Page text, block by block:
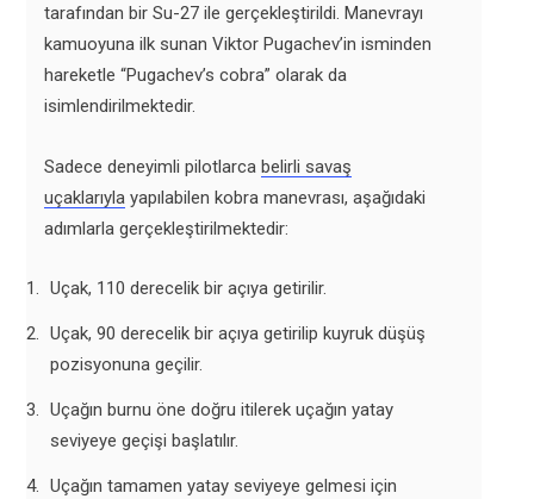
tarafından bir Su-27 ile gerçekleştirildi. Manevrayı
kamuoyuna ilk sunan Viktor Pugachev’in isminden
hareketle “Pugachev’s cobra” olarak da
isimlendirilmektedir.
Sadece deneyimli pilotlarca belirli savaş
uçaklarıyla yapılabilen kobra manevrası, aşağıdaki
adımlarla gerçekleştirilmektedir:
Uçak, 110 derecelik bir açıya getirilir.
Uçak, 90 derecelik bir açıya getirilip kuyruk düşüş
pozisyonuna geçilir.
Uçağın burnu öne doğru itilerek uçağın yatay
seviyeye geçişi başlatılır.
Uçağın tamamen yatay seviyeye gelmesi için